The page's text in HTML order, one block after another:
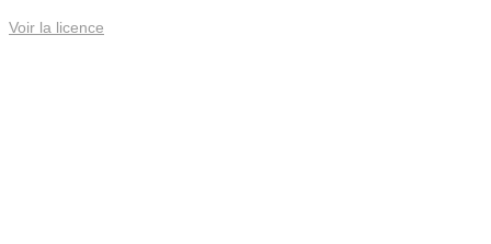
Voir la licence